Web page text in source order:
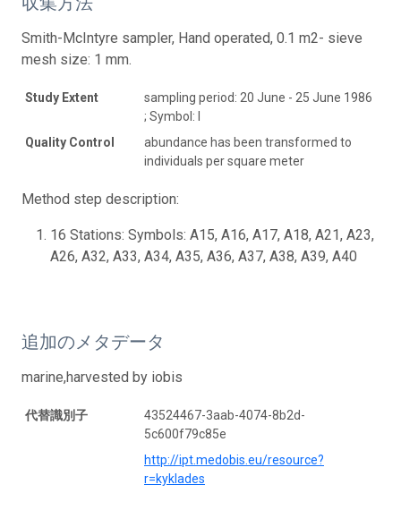
Smith-McIntyre sampler, Hand operated, 0.1 m2- sieve
mesh size: 1 mm.
Study Extent
sampling period: 20 June - 25 June 1986
; Symbol: I
Quality Control
abundance has been transformed to
individuals per square meter
Method step description:
16 Stations: Symbols: A15, A16, A17, A18, A21, A23,
A26, A32, A33, A34, A35, A36, A37, A38, A39, A40
追加のメタデータ
marine,harvested by iobis
代替識別子
43524467-3aab-4074-8b2d-
5c600f79c85e
http://ipt.medobis.eu/resource?
r=kyklades